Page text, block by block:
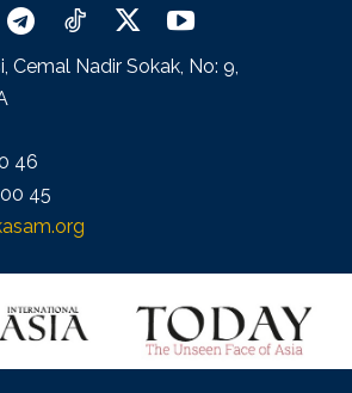
Cemal Nadir Sokak, No: 9,
46
45